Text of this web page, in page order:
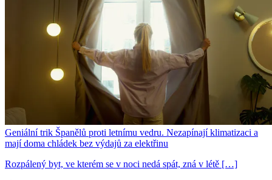
Geniální trik Španělů proti letnímu vedru. Nezapínají klimatizaci a
mají doma chládek bez výdajů za elektřinu
Rozpálený byt, ve kterém se v noci nedá spát, zná v létě […]